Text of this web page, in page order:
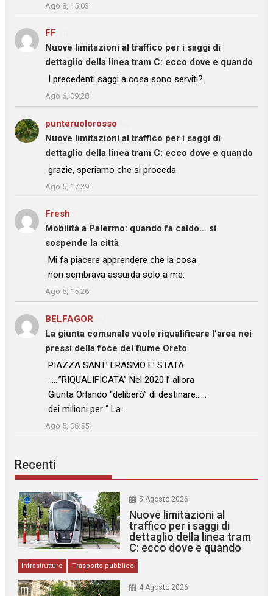
Ago 8, 15:03
FF
Nuove limitazioni al traffico per i saggi di
dettaglio della linea tram C: ecco dove e quando
: “ I precedenti saggi a cosa sono serviti?
Ago 6, 09:28
punteruolorosso
Nuove limitazioni al traffico per i saggi di
dettaglio della linea tram C: ecco dove e quando
: “
grazie, speriamo che si proceda
”
Ago 5, 17:39
Fresh
Mobilità a Palermo: quando fa caldo… si
sospende la città
: “Mi fa piacere apprendere che la cosa
non sembrava assurda solo a me.
”
Ago 5, 15:26
BELFAGOR
La giunta comunale vuole riqualificare l’area nei
pressi della foce del fiume Oreto
: “
PIAZZA SANT’ ERASMO E’ STATA
……”RIQUALIFICATA” Nel 2020 l’ allora
Giunta Orlando “deliberò” di destinare……
dei milioni per “ La…
”
Ago 5, 06:55
Recenti
5 Agosto 2026
Nuove limitazioni al
traffico per i saggi di
dettaglio della linea tram
C: ecco dove e quando
Infrastrutture Trasporto pubblico
4 Agosto 2026